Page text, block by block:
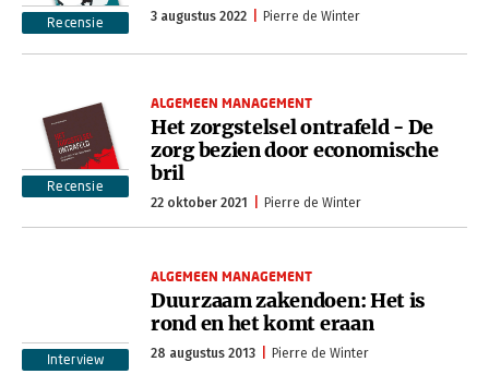
Recensie 3 augustus 2022 Pierre de Winter
Recensie
ALGEMEEN MANAGEMENT
Het zorgstelsel ontrafeld - De
zorg bezien door economische
bril
22 oktober 2021 Pierre de Winter
Interview
ALGEMEEN MANAGEMENT
Duurzaam zakendoen: Het is
rond en het komt eraan
28 augustus 2013 Pierre de Winter